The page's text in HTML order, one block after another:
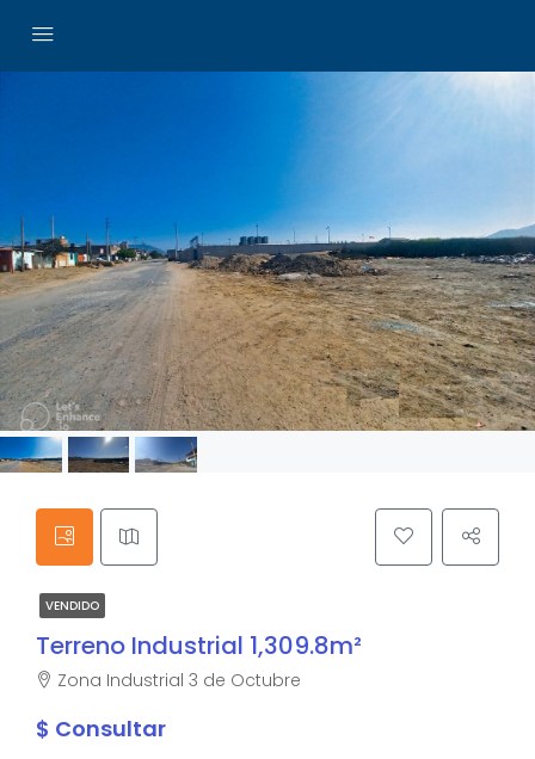
VENDIDO
Terreno Industrial 1,309.8m²
Zona Industrial 3 de Octubre
$ Consultar